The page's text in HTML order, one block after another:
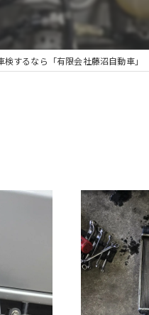
検するなら「有限会社藤沼自動車」